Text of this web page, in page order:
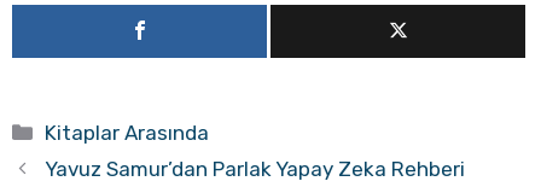
Kategoriler
Kitaplar Arasında
Yavuz Samur’dan Parlak Yapay Zeka Rehberi